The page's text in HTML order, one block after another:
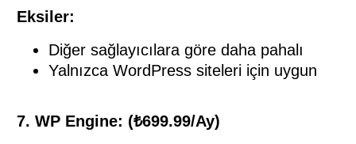
Eksiler:
Diğer sağlayıcılara göre daha pahalı
Yalnızca WordPress siteleri için uygun
7. WP Engine: (₺699.99/Ay)